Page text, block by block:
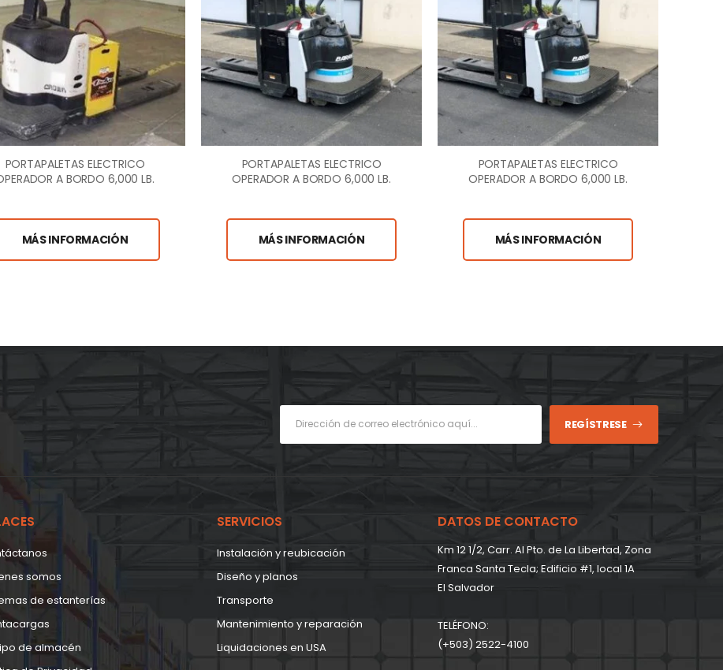
PORTAPALETAS ELECTRICO
A BORDO 6,000 LB.
MÁS INFORMACIÓN
PORTAPALETAS ELECTRICO
OPERADOR A BORDO 6,000 LB.
MÁS INFORMACIÓN
PORTAPALETAS ELECTRICO
OPERADOR A BORDO 6,000 LB.
MÁS INFORMACIÓN
REGÍSTRESE
somos
de estanterías
de almacén
SERVICIOS
Instalación y reubicación
Diseño y planos
Transporte
Mantenimiento y reparación
Liquidaciones en USA
DATOS DE CONTACTO
Km 12 1/2, Carr. Al Pto. de La Libertad, Zona
Franca Santa Tecla; Edificio #1, local 1A
EI Salvador
TELÉFONO:
(+503) 2522-4100